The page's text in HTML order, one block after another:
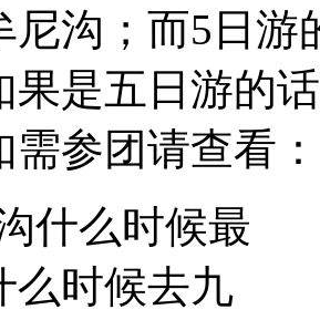
尼沟；而5日游
果是五日游的
需参团请查看